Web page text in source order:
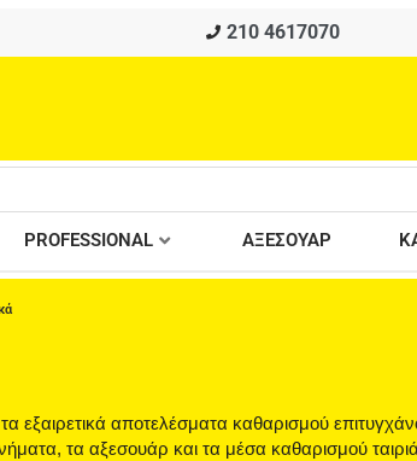
210 4617070
PROFESSIONAL ΑΞΕΣΟΥΑΡ
εξαιρετικά αποτελέσματα καθαρισμού
τα αξεσουάρ και τα μέσα καθαρισμού